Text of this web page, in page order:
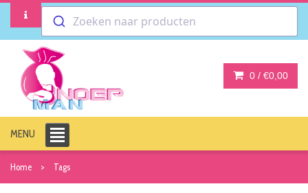
Zoeken naar producten
0 / €0,00
MENU
Home Tags